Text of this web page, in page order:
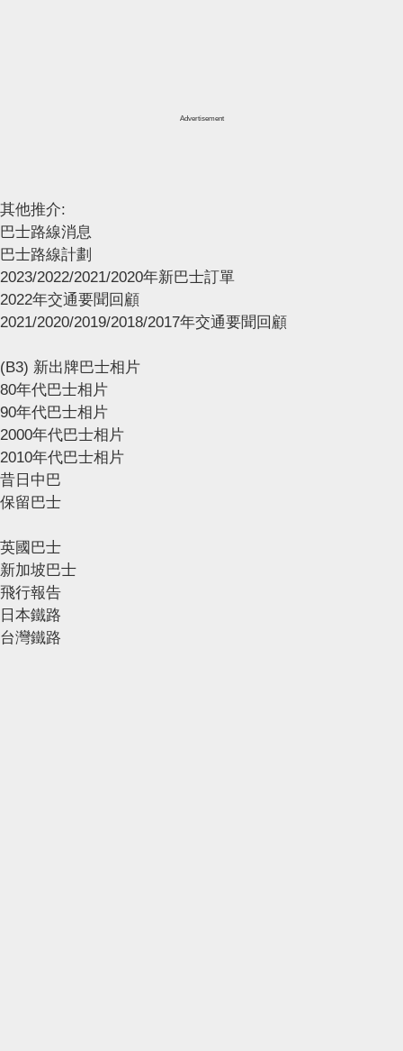
Advertisement
其他推介:
巴士路線消息
巴士路線計劃
2023/2022/2021/2020年新巴士訂單
2022年交通要聞回顧
2021/2020/2019/2018/2017年交通要聞回顧
(B3) 新出牌巴士相片
80年代巴士相片
90年代巴士相片
2000年代巴士相片
2010年代巴士相片
昔日中巴
保留巴士
英國巴士
新加坡巴士
飛行報告
日本鐵路
台灣鐵路